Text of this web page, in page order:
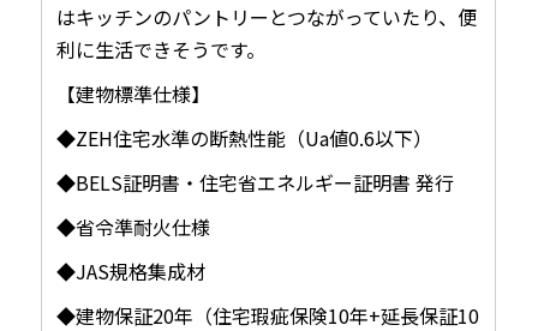
はキッチンのパントリーとつながっていたり、便
利に生活できそうです。
【建物標準仕様】
◆ZEH住宅水準の断熱性能（Ua値0.6以下）
◆BELS証明書・住宅省エネルギー証明書 発行
◆省令準耐火仕様
◆JAS規格集成材
◆建物保証20年（住宅瑕疵保険10年+延長保証10